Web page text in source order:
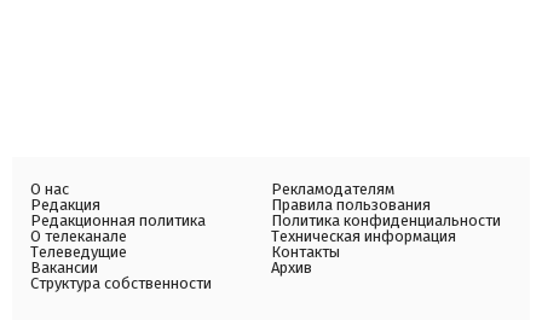
О нас
Редакция
Редакционная политика
О телеканале
Телеведущие
Вакансии
Структура собственности
Рекламодателям
Правила пользования
Политика конфиденциальности
Техническая информация
Контакты
Архив